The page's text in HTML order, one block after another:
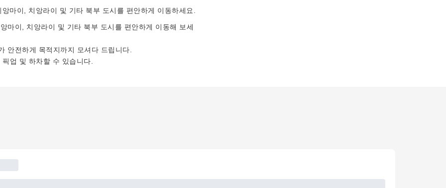
마이, 치앙라이 및 기타 북부 도시를 편안하게 이동하세요.
마이, 치앙라이 및 기타 북부 도시를 편안하게 이동해 보세
안전하게 목적지까지 모셔다 드립니다.
업 및 하차할 수 있습니다.